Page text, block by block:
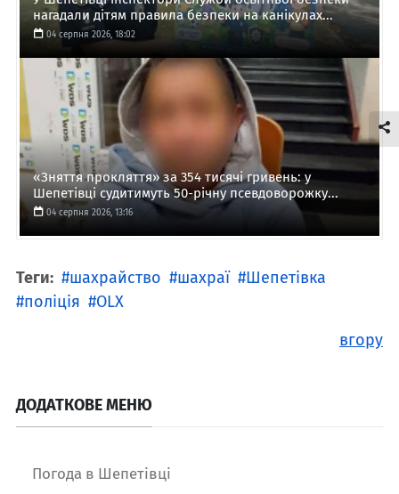
нагадали дітям правила безпеки на канікулах...
04 серпня 2026, 18:02
«Зняття прокляття» за 354 тисячі гривень: у
Шепетівці судитимуть 50-річну псевдоворожку...
04 серпня 2026, 13:16
Теги: шахрайство шахраї
Шепетівка
поліція
OLX
вгору
ДОДАТКОВЕ МЕНЮ
Погода в Шепетівці